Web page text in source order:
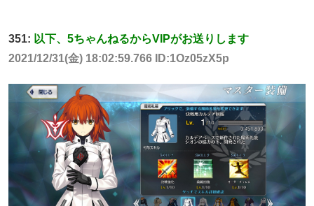
351: 以下、5ちゃんねるからVIPがお送りします
2021/12/31(金) 18:02:59.766 ID:1Oz05zX5p